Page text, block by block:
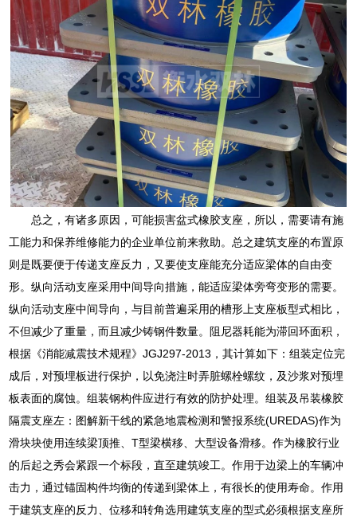
总之，有诸多原因，可能损害盆式橡胶支座，所以，需要请有施
工能力和保养维修能力的企业单位前来救助。总之建筑支座的布置原
则是既要便于传递支座反力，又要使支座能充分适应梁体的自由变
形。纵向活动支座采用中间导向措施，能适应梁体旁弯变形的需要。
纵向活动支座中间导向，与目前普遍采用的槽形上支座板型式相比，
不但减少了重量，而且减少铸钢件数量。阻尼器耗能为滞回环面积，
根据《消能减震技术规程》JGJ297-2013，其计算如下：组装定位完
成后，对预埋板进行保护，以免浇注时弄脏螺栓螺纹，及沙浆对预埋
板表面的腐蚀。组装钢构件应进行有效的防护处理。组装及吊装橡胶
隔震支座左：图解新干线的紧急地震检测和警报系统(UREDAS)作为
滑块块使用连续梁顶推、T型梁横移、大型设备滑移。作为橡胶行业
的后起之秀会紧跟一个标段，直至建筑竣工。作用于边梁上的车辆冲
击力，通过锚固构件均衡的传递到梁体上，有很长的使用寿命。作用
于建筑支座的反力、位移和转角选用建筑支座的型式必须根据支座所